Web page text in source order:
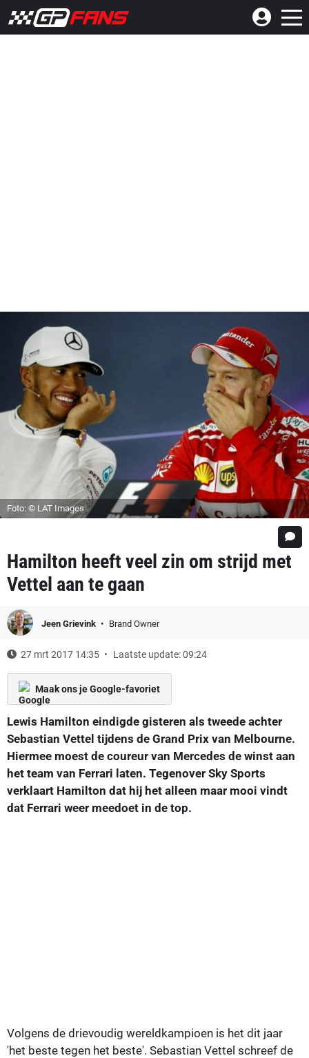
Foto: © LAT Images
Hamilton heeft veel zin om strijd met
Vettel aan te gaan
Jeen Grievink Brand Owner
27 mrt 2017 14:35 Laatste update: 09:24
Maak ons je Google-favoriet
Lewis Hamilton eindigde gisteren als tweede achter
Sebastian Vettel tijdens de Grand Prix van Melbourne.
Hiermee moest de coureur van Mercedes de winst aan
het team van Ferrari laten. Tegenover Sky Sports
verklaart Hamilton dat hij het alleen maar mooi vindt
dat Ferrari weer meedoet in de top.
Volgens de drievoudig wereldkampioen is het dit jaar
'het beste tegen het beste'. Sebastian Vettel schreef de